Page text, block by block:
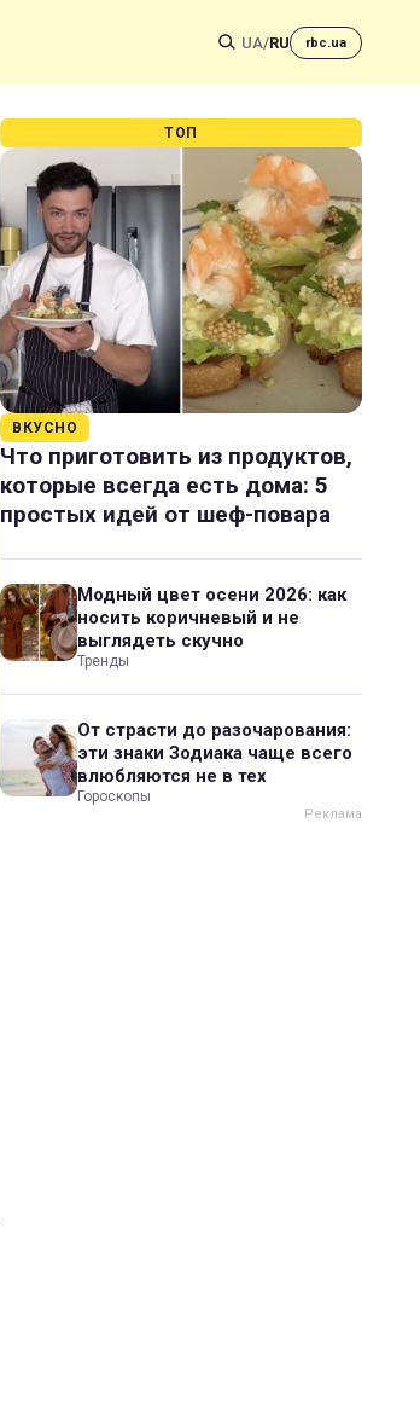
UA/RU rbc.ua
ТОП
ВКУСНО
Что приготовить из продуктов,
которые всегда есть дома: 5
простых идей от шеф-повара
Модный цвет осени 2026: как
носить коричневый и не
выглядеть скучно
Тренды
От страсти до разочарования:
эти знаки Зодиака чаще всего
влюбляются не в тех
Гороскопы